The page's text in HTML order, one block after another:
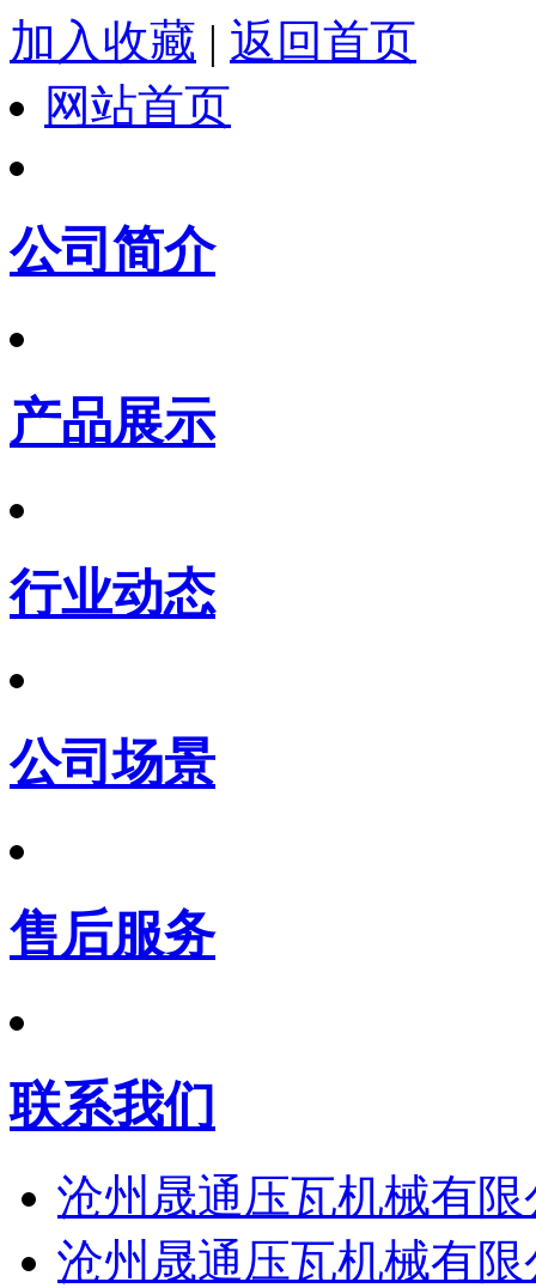
加入收藏 | 返回首页
网站首页
公司简介
产品展示
行业动态
公司场景
售后服务
联系我们
沧州晟通压瓦机械有限
沧州晟通压瓦机械有限